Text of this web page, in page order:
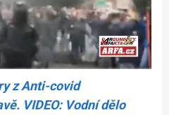
z Anti-covid
VIDEO: Vodní dělo